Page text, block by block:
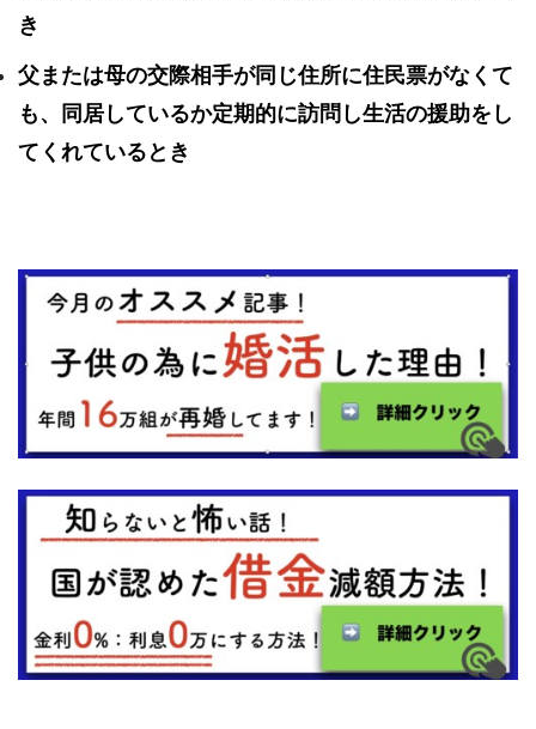
き
父または母の交際相手が同じ住所に住民票がなくて
も、同居しているか定期的に訪問し生活の援助をし
てくれているとき